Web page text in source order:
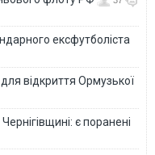
ексфутболіста
відкриття Ормузької
є поранені